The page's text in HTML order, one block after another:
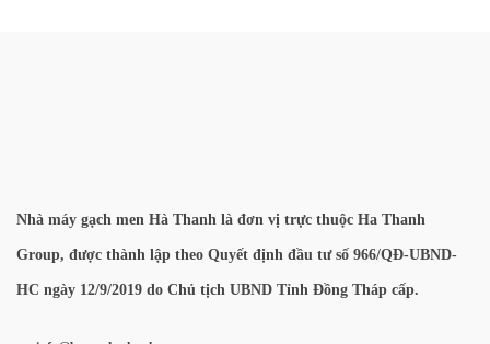
Nhà máy gạch men Hà Thanh là đơn vị trực thuộc Ha Thanh
Group, được thành lập theo Quyết định đầu tư số 966/QĐ-UBND-
HC ngày 12/9/2019 do Chủ tịch UBND Tỉnh Đồng Tháp cấp.